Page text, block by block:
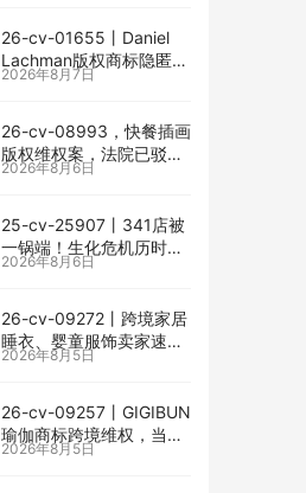
26-cv-01655㇑Daniel
Lachman版权商标隐匿维
权，I am… unstoppable
2026年8月7日
26-cv-08993，快餐插画
版权维权案，法院已驳回
批量合并，剩余商家不要
2026年8月6日
25-cv-25907㇑341店被
一锅端！生化危机历时半
年TRO传票已发，8月24
2026年8月6日
26-cv-09272㇑跨境家居
睡衣、婴童服饰卖家速自
查CENLYE商标滥用情况
2026年8月5日
26-cv-09257㇑GIGIBUN
瑜伽商标跨境维权，当心
TRO冻结风险
2026年8月5日